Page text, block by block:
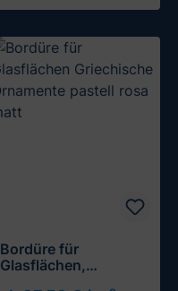
Bordüre für
Glasflächen,